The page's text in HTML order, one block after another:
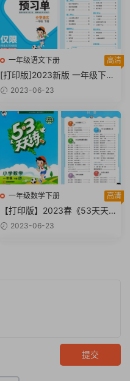
一年级语文下册 高清
[打印版]2023新版 一年级下册
语文 53天天练预习单电子版
2023-06-23
一年级数学下册 高清
【打印版】2023春《53天天
练》小学一年级下册 人教版数
2023-06-23
提交